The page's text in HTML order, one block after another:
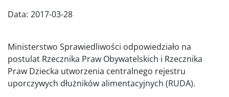
Data: 2017-03-28
Ministerstwo Sprawiedliwości odpowiedziało na
postulat Rzecznika Praw Obywatelskich i Rzecznika
Praw Dziecka utworzenia centralnego rejestru
uporczywych dłużników alimentacyjnych (RUDA).